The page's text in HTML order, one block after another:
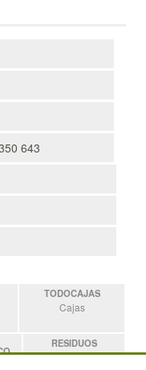
643
TODOCAJAS
Cajas
RESIDUOS
Residuos